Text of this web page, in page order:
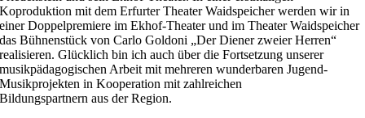
Koproduktion mit dem Erfurter Theater Waidspeicher werden wir in
einer Doppelpremiere im Ekhof-Theater und im Theater Waidspeicher
das Bühnenstück von Carlo Goldoni „Der Diener zweier Herren“
realisieren. Glücklich bin ich auch über die Fortsetzung unserer
musikpädagogischen Arbeit mit mehreren wunderbaren Jugend-
Musikprojekten in Kooperation mit zahlreichen
Bildungspartnern aus der Region.